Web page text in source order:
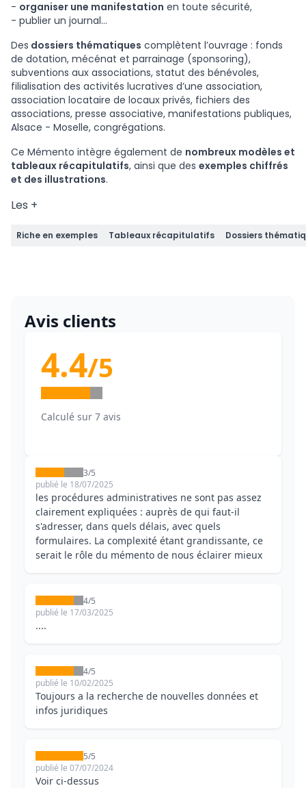
- organiser une manifestation en toute sécurité,
- publier un journal...
Des dossiers thématiques complètent l’ouvrage : fonds
de dotation, mécénat et parrainage (sponsoring),
subventions aux associations, statut des bénévoles,
filialisation des activités lucratives d’une association,
association locataire de locaux privés, fichiers des
associations, presse associative, manifestations publiques,
Alsace - Moselle, congrégations.
Ce Mémento intègre également de nombreux modèles et
tableaux récapitulatifs, ainsi que des exemples chiffrés
et des illustrations.
Les +
Riche en exemples Tableaux récapitulatifs Dossiers
Avis clients
4.4/5
Calculé sur 7 avis
3/5
publié le 18/07/2025
les procédures administratives ne sont pas assez
clairement expliquées : auprès de qui faut-il
s'adresser, dans quels délais, avec quels
formulaires. La complexité étant grandissante, ce
serait le rôle du mémento de nous éclairer mieux
4/5
publié le 17/03/2025
....
4/5
publié le 10/02/2025
Toujours a la recherche de nouvelles données et
infos juridiques
5/5
publié le 07/07/2024
Voir ci-dessus